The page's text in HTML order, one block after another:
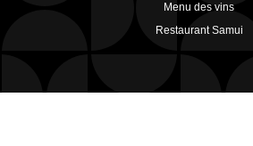
Menu des vins
Restaurant Samui